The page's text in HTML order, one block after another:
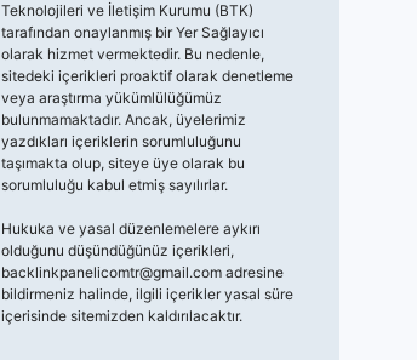
Teknolojileri ve İletişim Kurumu (BTK)
tarafından onaylanmış bir Yer Sağlayıcı
olarak hizmet vermektedir. Bu nedenle,
sitedeki içerikleri proaktif olarak denetleme
veya araştırma yükümlülüğümüz
bulunmamaktadır. Ancak, üyelerimiz
yazdıkları içeriklerin sorumluluğunu
taşımakta olup, siteye üye olarak bu
sorumluluğu kabul etmiş sayılırlar.
Hukuka ve yasal düzenlemelere aykırı
olduğunu düşündüğünüz içerikleri,
backlinkpanelicomtr@gmail.comadresine
bildirmeniz halinde, ilgili içerikler yasal süre
içerisinde sitemizden kaldırılacaktır.